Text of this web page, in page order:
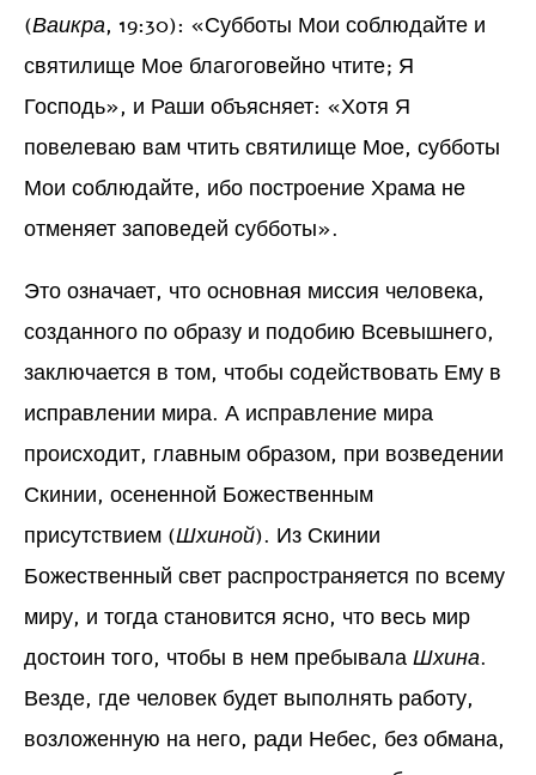
(Ваикра, 19:30): «Субботы Мои соблюдайте и
святилище Мое благоговейно чтите; Я
Господь», и Раши объясняет: «Хотя Я
повелеваю вам чтить святилище Мое, субботы
Мои соблюдайте, ибо построение Храма не
отменяет заповедей субботы».
Это означает, что основная миссия человека,
созданного по образу и подобию Всевышнего,
заключается в том, чтобы содействовать Ему в
исправлении мира. А исправление мира
происходит, главным образом, при возведении
Скинии, осененной Божественным
присутствием (Шхиной). Из Скинии
Божественный свет распространяется по всему
миру, и тогда становится ясно, что весь мир
достоин того, чтобы в нем пребывала Шхина.
Везде, где человек будет выполнять работу,
возложенную на него, ради Небес, без обмана,